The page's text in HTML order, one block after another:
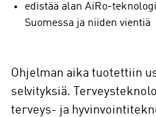
edistää alan AiRo-
Suomessa ja niiden vientiä
Ohjelman aika tuotettiin
selvityksiä.
terveys- ja